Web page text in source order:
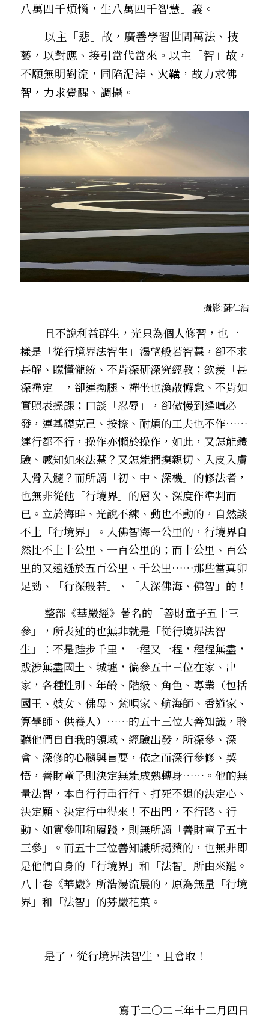
八萬四千煩惱，生八萬四千智慧」義。
藝，以對應、接引當代當來。以主「智」故，
不願無明對流，同陷泥淖、火鞲，故力求佛
智，力求覺醒、調攝。
攝影:蘇仁浩
樣是「從行境界法智生」――渴望般若智慧，卻不求
甚解、矇懂儱統、不肯深研深究經教；欽羨「甚
深禪定」，卻連拗腿、禪坐也渙散懈怠、不肯如
實照表操課；口談「忍辱」，卻傲慢到逢嗔必
發，連基礎克己、按捺、耐煩的工夫也不作……
連行都不行，操作亦懶於操作，如此，又怎能體
驗、感知如來法慧？又怎能捫摸親切、入皮入膚
入骨入髓？而所謂「初、中、深機」的修法者，
也無非從他「行境界」的層次、深度作準判而
已。立於海畔、光說不練、動也不動的，自然談
不上「行境界」。入佛智海一公里的，行境界自
然比不上十公里、一百公里的；而十公里、百公
里的又遠遜於五百公里、千公里……那些當真卯
足勁、「行深般若」、「入深佛海、佛智」的！
參」，所表述的也無非就是「從行境界法智
生」：不是跬步千里，一程又一程，程程無盡，
跋涉無盡國土、城墟，徧參五十三位在家、出
家，各種性別、年齡、階級、角色、專業（包括
國王、妓女、佛母、梵唄家、航海師、香道家、
算學師、供養人）……的五十三位大善知識，聆
聽他們自自我的領域、經驗出發，所深參、深
會、深修的心髓與旨要，依之而深行參修、契
悟，善財童子則決定無能成熟轉身……。他的無
量法智，本自行行重行行、打死不退的決定心、
決定願、決定行中得來！不出門，不行路、行
動、如實參叩和履踐，則無所謂「善財童子五十
三參」。而五十三位善知識所揭櫫的，也無非即
是他們自身的「行境界」和「法智」所由來罷。
八十卷《華嚴》所浩湯流展的，原為無量「行境
界」和「法智」的芬嚴花菓。
        是了，從行境界法智生，且會取！
寫于二〇二三年十二月四日